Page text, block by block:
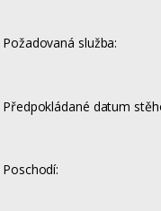
Požadovaná služba:
Předpokládané datum
Poschodí: